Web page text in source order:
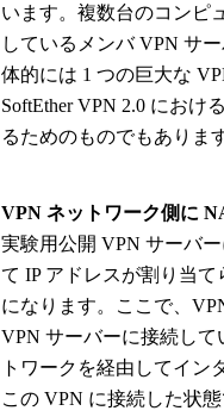
います。複数台のコンピ
しているメンバ VPN サ
体的には 1 つの巨大な
SoftEther VPN 2.0 にお
るためのものでもありま
VPN ネットワーク側に
実験用公開 VPN サーバ
て IP アドレスが割り当て
になります。ここで、
VPN サーバーに接続し
トワークを経由してイン
この VPN に接続した状